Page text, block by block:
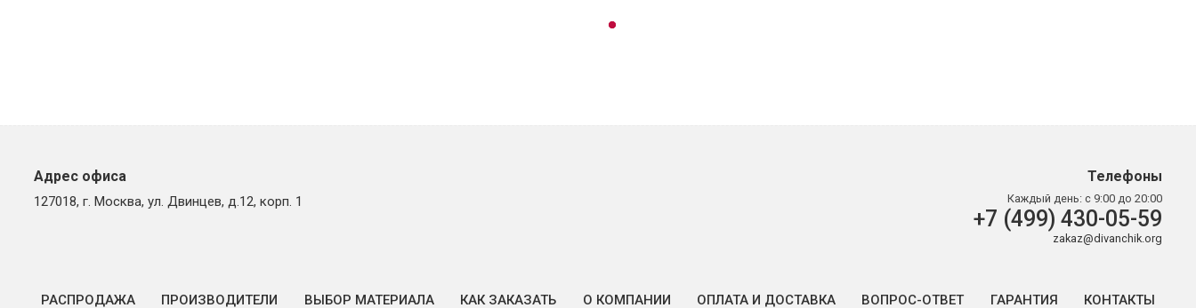
Адрес офиса
127018, г. Москва, ул. Двинцев, д.12, корп. 1
Телефоны
Каждый день: с 9:00 до 20:00
+7 (499) 430-05-59
zakaz@divanchik.org
РАСПРОДАЖА ПРОИЗВОДИТЕЛИ ВЫБОР МАТЕРИАЛА КАК ЗАКАЗАТЬ О КОМПАНИИ ОПЛАТА И ДОСТАВКА ВОПРОС-ОТВЕТ ГАРАНТИЯ КОНТАКТЫ